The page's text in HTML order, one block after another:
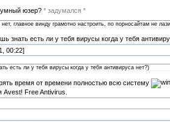
умный юзер? * задумался *
главное винду грамотно настроить, по порносайтам не
знать есть ли у тебя вирусы когда у тебя
00:22]
есть ли у тебя вирусы когда у тебя антивируса нет?)
время от времени полностью всю систему
Avest! Free Antivirus.